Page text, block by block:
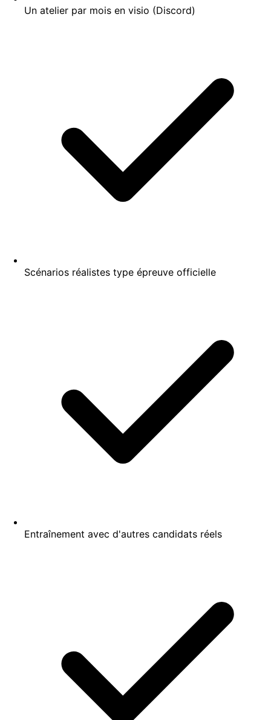
Un atelier par mois en visio (Discord)
Scénarios réalistes type épreuve officielle
Entraînement avec d'autres candidats réels